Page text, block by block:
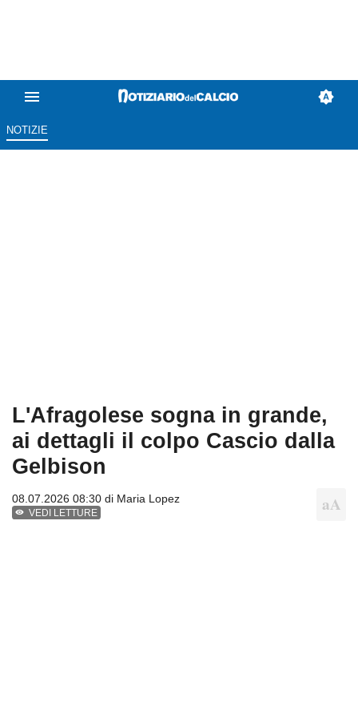
NOTIZIE
L'Afragolese sogna in grande,
ai dettagli il colpo Cascio dalla
Gelbison
08.07.2026 08:30 di Maria Lopez
VEDI LETTURE